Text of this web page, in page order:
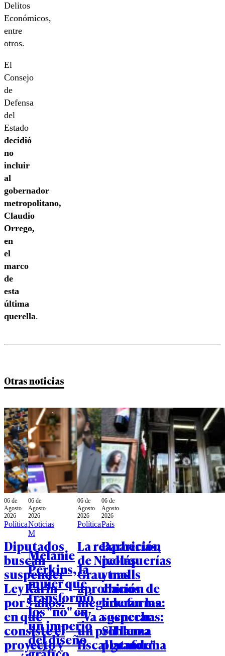
Delitos
Económicos,
entre
otros.
El
Consejo
de
Defensa
del
Estado
decidió
no
incluir
al
gobernador
metropolitano,
Claudio
Orrego,
en
el
marco
de
esta
última
querella.
Otras noticias
06 de
Agosto
2026
Política
Diputados
buscan
suspender
Ley Karin
por 5 años:
en qué
consiste el
proyecto y
06 de
Agosto
2026
Noticias
M
Melanie
Perkins, la
mujer que
transformó
los "no" en
un imperio
del diseño
06 de
Agosto
2026
Política
La reaparición
de Nicolás
Grau tras
aprobación de
megarreforma:
"Va a generar
un problema
fiscal grande"
06 de
Agosto
2026
País
Barberías,
peluquerías
y malls
chinos
lideran las
sospechas:
SII lanza
plataforma